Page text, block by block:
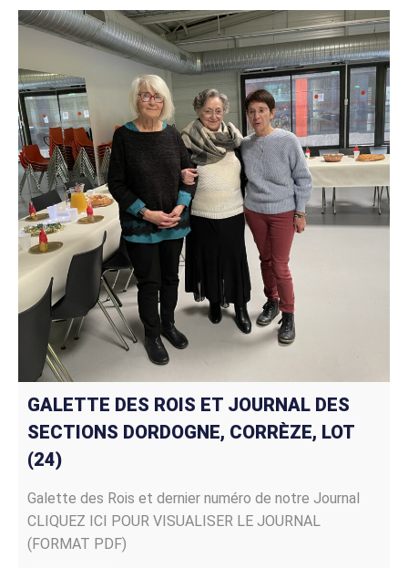
GALETTE DES ROIS ET JOURNAL DES
SECTIONS DORDOGNE, CORRÈZE, LOT
(24)
Galette des Rois et dernier numéro de notre Journal
CLIQUEZ ICI POUR VISUALISER LE JOURNAL
(FORMAT PDF)